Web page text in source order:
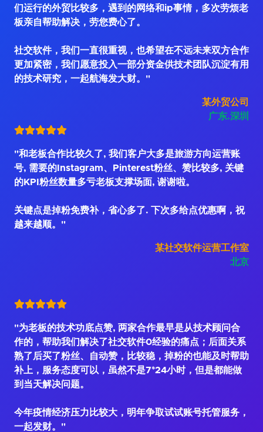
们运行的外贸比较多，遇到的网络和ip事情，多次劳烦老
板亲自帮助解决，劳您费心了。
社交软件，我们一直很重视，也希望在不远未来双方合作
更加紧密，我们愿意投入一部分资金供技术团队沉淀有用
的技术研究，一起航海发大财。"
某外贸公司
广东.深圳
"和老板合作比较久了, 我们客户大多是旅游方向运营账
号, 需要的Instagram、Pinterest粉丝、赞比较多, 关键
的KPI粉丝数量多亏老板支撑场面, 谢谢啦。
关键点是掉粉免费补，省心多了. 下次多给点优惠啊，祝
越来越顺。"
某社交软件运营工作室
北京
"为老板的技术功底点赞, 两家合作最早是从技术顾问合
作的，帮助我们解决了社交软件0经验的痛点；后面关系
熟了后买了粉丝、自动赞，比较稳，掉粉的也能及时帮助
补上，服务态度可以，虽然不是7*24小时，但是都能做
到当天解决问题。
今年疫情经济压力比较大，明年争取试试账号托管服务，
一起发财。"